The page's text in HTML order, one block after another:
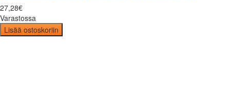
27,28€
Varastossa
Lisää ostoskoriin